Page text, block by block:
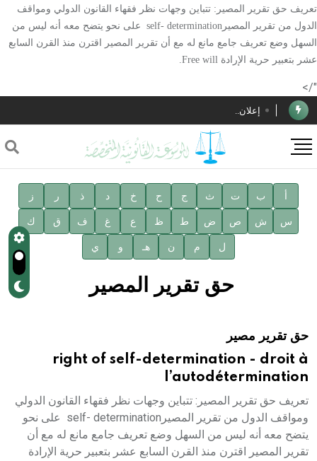
تعريف حق تقرير المصير: تتباين وجهات نظر فقهاء القانون الدولي ومواقف
الدول من تقرير المصير self- determination على نحو يتضح معه أنه ليس من
السهل وضع تعريف جامع مانع له مع أن تقرير المصير اقترن منذ القرن السابع
عشر بتعبير حرية الإرادة Free will
.
"/>
الأستاذ إياد خالد الطباع مدير عام لهيئة الموسوعة العربية
إعلان..
فوز الأستاذ الدكتور محمود السيد بجائزة مجمع الملك سليمان
العالمي للغة العربية
صدور المجلد الثامن عشر من الموسوعة الطبية
صدور المجلد السابع من موسوعة الآثار في سورية
توصيات مجلس الإدارة
شهر الكتاب السوري
الأستاذ إياد خالد الطباع مدير عام لهيئة الموسوعة العربية
أ ب ت ث ج ح خ د ذ ر ز
س ش ص ض ط ظ ع غ ف ق ك
ل م ن هـ و ي
حق تقرير المصير
حق تقرير مصير
right of self-determination - droit à
l’autodétermination
تعريف حق تقرير المصير: تتباين وجهات نظر فقهاء القانون الدولي
ومواقف الدول من تقرير المصيرself- determination على نحو
يتضح معه أنه ليس من السهل وضع تعريف جامع مانع له مع أن
تقرير المصير اقترن منذ القرن السابع عشر بتعبير حرية الإرادة